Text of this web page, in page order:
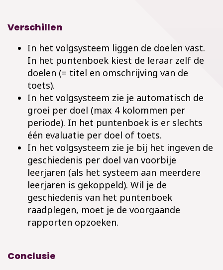
Verschillen
In het volgsysteem liggen de doelen vast.
In het puntenboek kiest de leraar zelf de
doelen (= titel en omschrijving van de
toets).
In het volgsysteem zie je automatisch de
groei per doel (max 4 kolommen per
periode). In het puntenboek is er slechts
één evaluatie per doel of toets.
In het volgsysteem zie je bij het ingeven de
geschiedenis per doel van voorbije
leerjaren (als het systeem aan meerdere
leerjaren is gekoppeld). Wil je de
geschiedenis van het puntenboek
raadplegen, moet je de voorgaande
rapporten opzoeken.
Conclusie